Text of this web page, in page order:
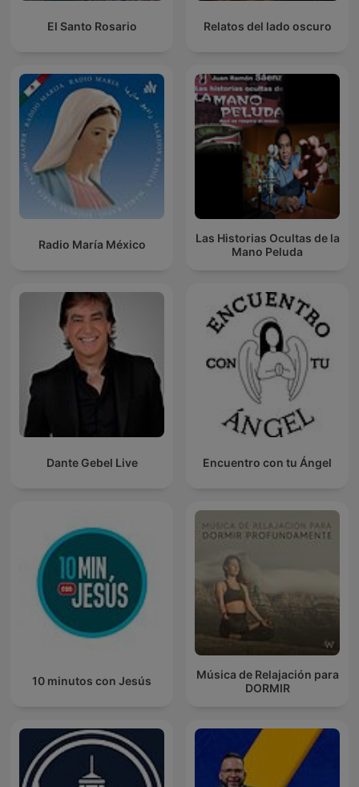
El Santo Rosario Relatos del lado oscuro
Radio María México
Las Historias Ocultas de la
Mano Peluda
Dante Gebel Live Encuentro con tu Ángel
10 minutos con Jesús
Música de Relajación para
DORMIR